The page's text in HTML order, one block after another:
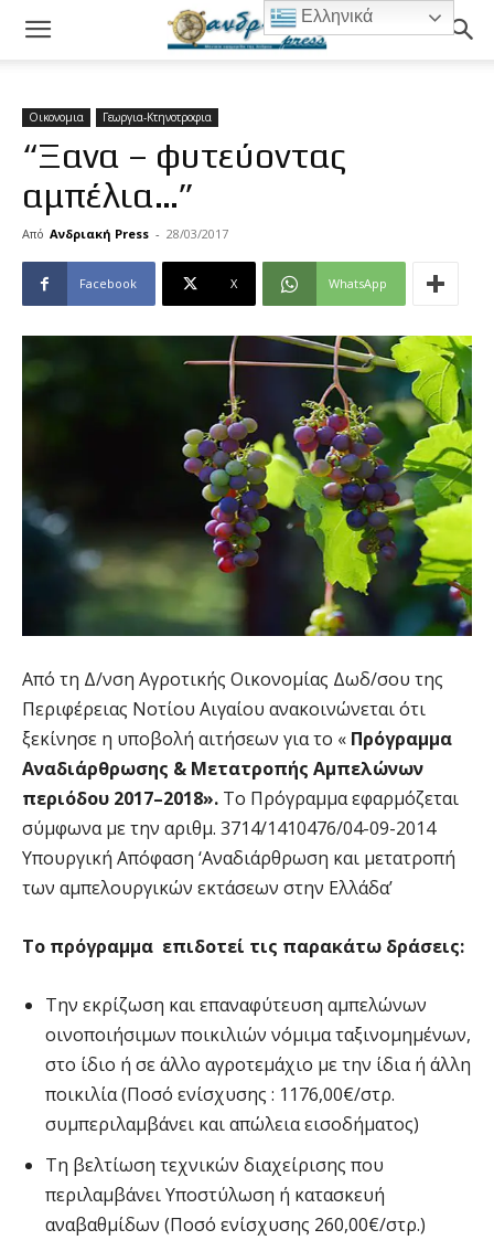
Οικονομια Γεωργια-Κτηνοτροφια
“Ξανα – φυτεύοντας
αμπέλια…”
Από Ανδριακή Press - 28/03/2017
Facebook X WhatsApp
Από τη Δ/νση Αγροτικής Οικονομίας Δωδ/σου της
Περιφέρειας Νοτίου Αιγαίου ανακοινώνεται ότι
ξεκίνησε η υποβολή αιτήσεων για το « Πρόγραμμα
Αναδιάρθρωσης & Μετατροπής Αμπελώνων
περιόδου 2017–2018». Το Πρόγραμμα εφαρμόζεται
σύμφωνα µε την αριθµ. 3714/1410476/04-09-2014
Υπουργική Απόφαση ‘Αναδιάρθρωση και μετατροπή
των αμπελουργικών εκτάσεων στην Ελλάδα’
Το πρόγραμμα επιδοτεί τις παρακάτω δράσεις:
Την εκρίζωση και επαναφύτευση αμπελώνων
οινοποιήσιµων ποικιλιών νόµιµα ταξινομημένων,
στο ίδιο ή σε άλλο αγροτεμάχιο µε την ίδια ή άλλη
ποικιλία (Ποσό ενίσχυσης : 1176,00€/στρ.
συμπεριλαμβάνει και απώλεια εισοδήματος)
Τη βελτίωση τεχνικών διαχείρισης που
περιλαμβάνει Υποστύλωση ή κατασκευή
αναβαθμίδων (Ποσό ενίσχυσης 260,00€/στρ.)
Ελληνικά